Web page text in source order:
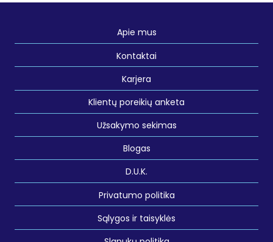
Apie mus
Kontaktai
Karjera
Klientų poreikių anketa
Užsakymo sekimas
Blogas
D.U.K.
Privatumo politika
Sąlygos ir taisyklės